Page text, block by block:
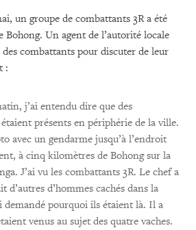
un groupe de combattants 3R a été
Bohong. Un agent de l’autorité locale
combattants pour discuter de leur
:
j’ai entendu dire que des
présents en périphérie de la ville.
avec un gendarme jusqu’à l’endroit
à cinq kilomètres de Bohong sur la
J’ai vu les combattants 3R. Le chef a
d’autres d’hommes cachés dans la
demandé pourquoi ils étaient là. Il a
venus au sujet des quatre vaches.